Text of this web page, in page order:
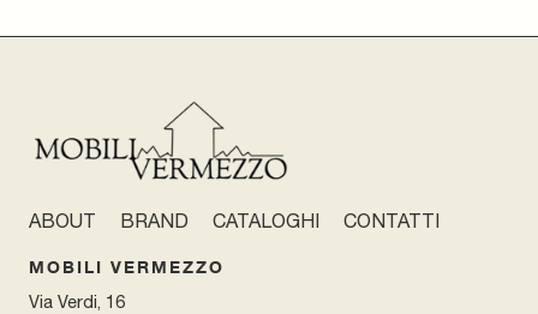
ABOUT BRAND CATALOGHI CONTATTI
MOBILI VERMEZZO
Via Verdi, 16